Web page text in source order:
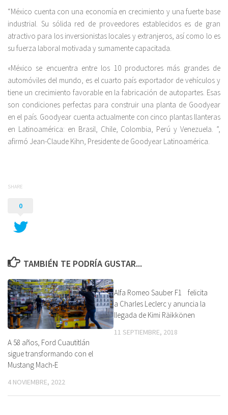
“México cuenta con una economía en crecimiento y una fuerte base
industrial. Su sólida red de proveedores establecidos es de gran
atractivo para los inversionistas locales y extranjeros, así como lo es
su fuerza laboral motivada y sumamente capacitada.
«México se encuentra entre los 10 productores más grandes de
automóviles del mundo, es el cuarto país exportador de vehículos y
tiene un crecimiento favorable en la fabricación de autopartes. Esas
son condiciones perfectas para construir una planta de Goodyear
en el país. Goodyear cuenta actualmente con cinco plantas llanteras
en Latinoamérica: en Brasil, Chile, Colombia, Perú y Venezuela. ”,
afirmó Jean-Claude Kihn, Presidente de Goodyear Latinoamérica.
SHARE
0
TAMBIÉN TE PODRÍA GUSTAR...
A 58 años, Ford Cuautitlán
sigue transformando con el
Mustang Mach-E
4 NOVIEMBRE, 2022
Alfa Romeo Sauber F1 felicita
a Charles Leclerc y anuncia la
llegada de Kimi Räikkönen
11 SEPTIEMBRE, 2018